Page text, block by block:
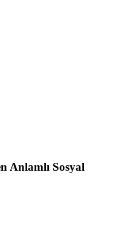
Anlamlı Sosyal